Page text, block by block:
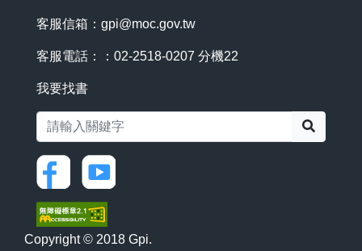
客服信箱： gpi@moc.gov.tw
客服電話：：02-2518-0207 分機22
我要找書
Copyright © 2018 Gpi.